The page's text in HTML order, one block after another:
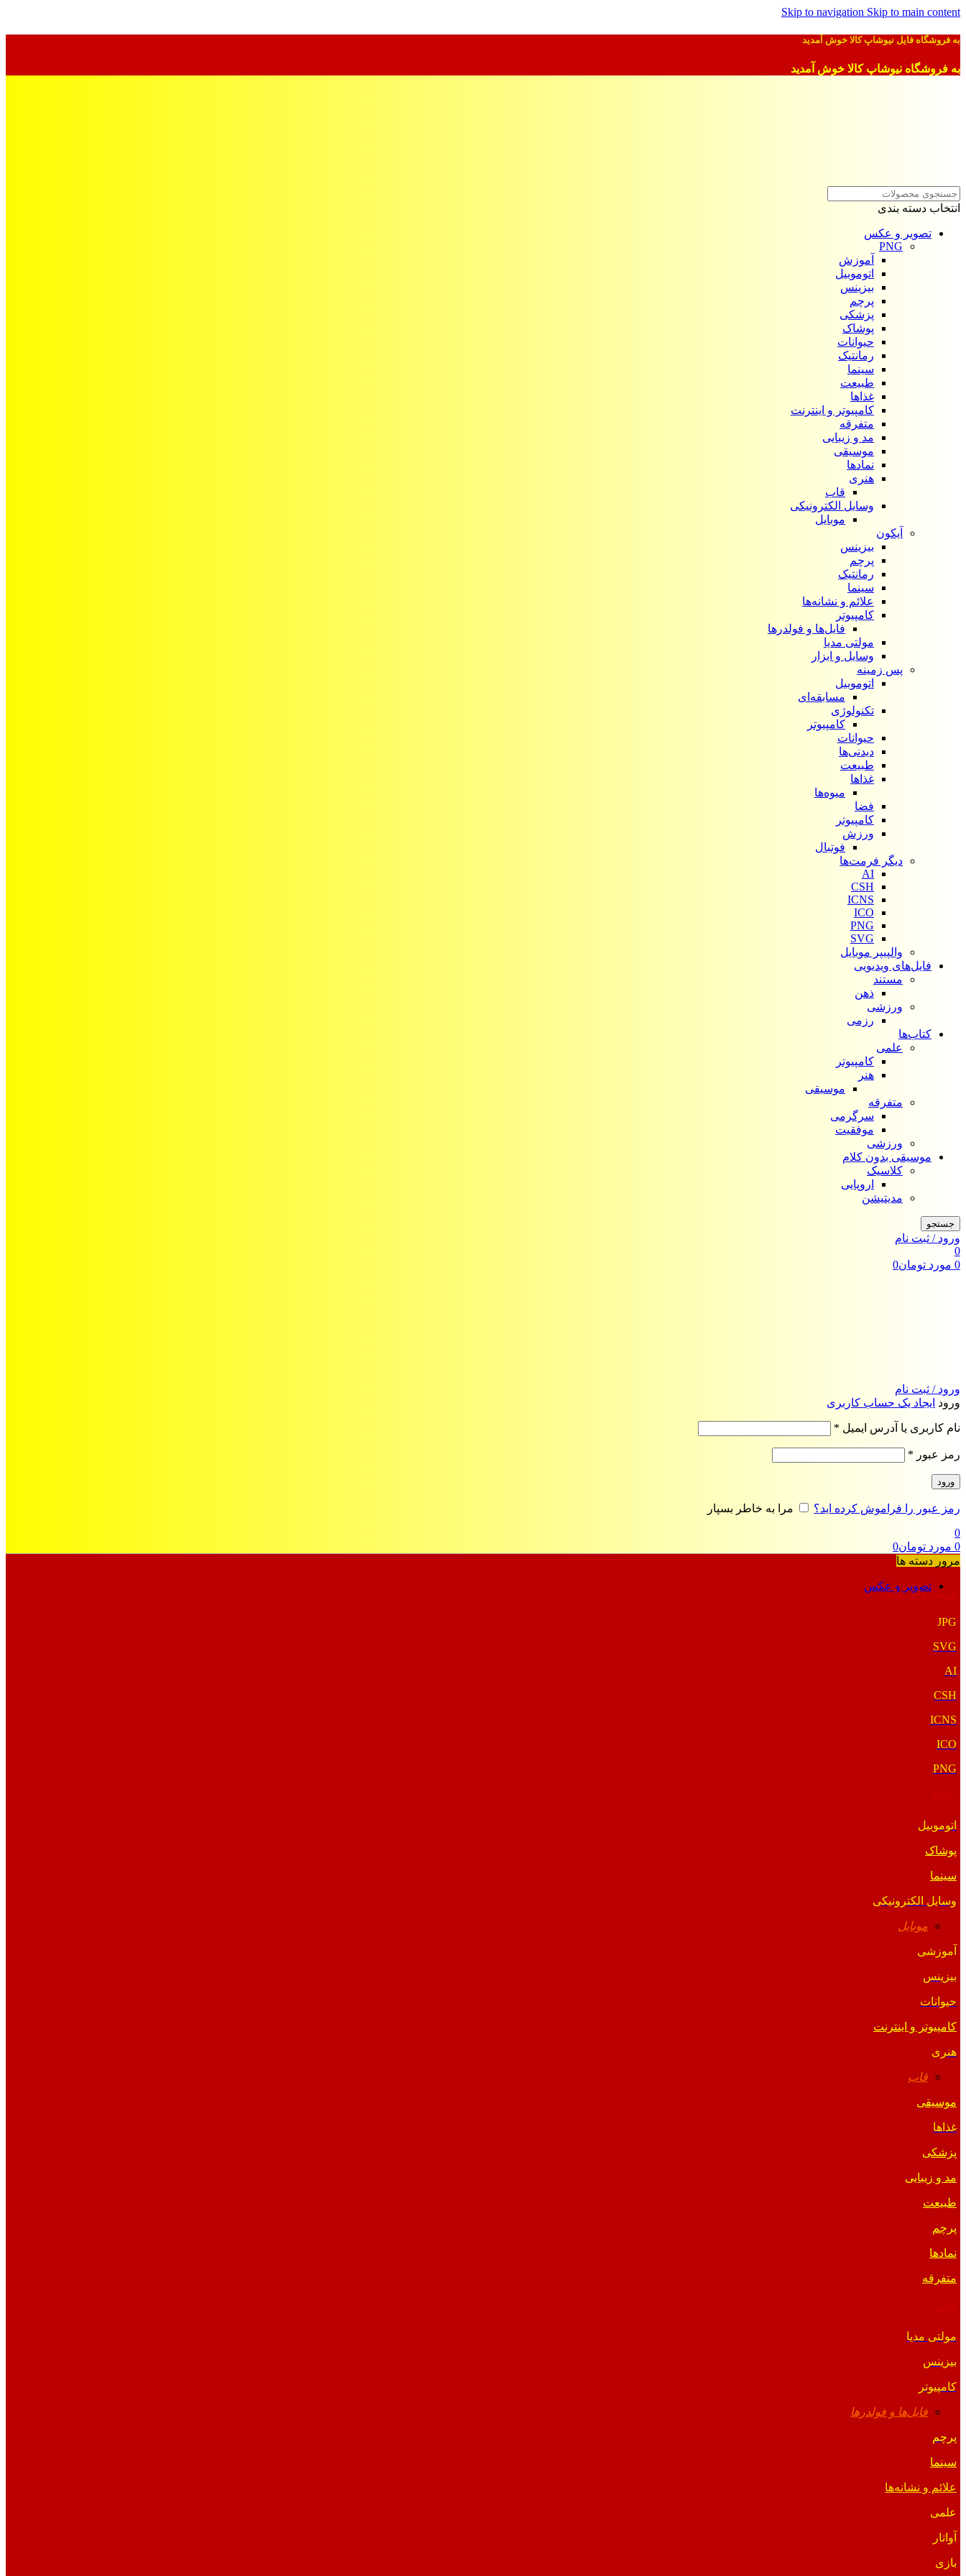
Skip to navigation Skip to main content
به فروشگاه فایل نیوشاپ کالا خوش آمدید
به فروشگاه نیوشاپ کالا خوش آمدید
انتخاب دسته بندی
تصویر و عکس
PNG
آموزش
اتوموبیل
بیزینس
پرچم
پزشکی
پوشاک
حیوانات
رمانتیک
سینما
طبیعت
غذاها
کامپیوتر و اینترنت
متفرقه
مد و زیبایی
موسیقی
نمادها
هنری
قاب
وسایل الکترونیکی
موبایل
آیکون‌
بیزینس
پرچم
رمانتیک
سینما
علائم و نشانه‌ها
کامپیوتر
فایل‌ها و فولدرها
مولتی مدیا
وسایل و ابزار
پس زمینه
اتوموبیل
مسابقه‌ای
تکنولوژی
کامپیوتر
حیوانات
دیدنی‌ها
طبیعت
غذاها
میوه‌ها
فضا
کامپیوتر
ورزش
فوتبال
دیگر فرمت‌ها
AI
CSH
ICNS
ICO
PNG
SVG
والپیپر موبایل
فایل‌های ویدیویی
مستند
ذهن
ورزشی
رزمی
کتاب‌ها
علمی
کامپیوتر
هنر
موسیقی
متفرقه
سرگرمی
موفقیت
ورزشی
موسیقی بدون کلام
کلاسیک
اروپایی
مدیتیشن
جستجو
ورود / ثبت نام
0
0 مورد تومان0
ورود / ثبت نام
ورود ایجاد یک حساب کاربری
نام کاربری یا آدرس ایمیل *
رمز عبور *
ورود
رمز عبور را فراموش کرده اید؟
مرا به خاطر بسپار
0
0 مورد تومان0
مرور دسته ها
تصویر و عکس
فرمت‌های خاص
JPG
SVG
AI
CSH
ICNS
ICO
PNG
اتوموبیل
پوشاک
سینما
وسایل الکترونیکی
موبایل
آموزشی
بیزینس
حیوانات
کامپیوتر و اینترنت
هنری
قاب
موسیقی
غذاها
پزشکی
مد و زیبایی
طبیعت
پرچم
نمادها
متفرقه
مولتی مدیا
بیزینس
کامپیوتر
فایل‌ها و فولدرها
پرچم
سینما
علائم و نشانه‌ها
علمی
آواتار
بازی